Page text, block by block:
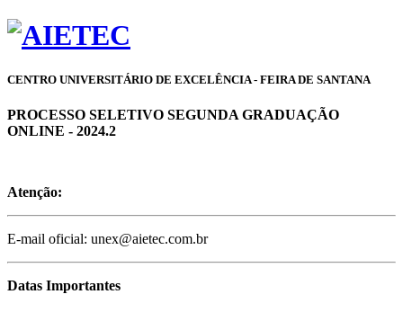
CENTRO UNIVERSITÁRIO DE EXCELÊNCIA - FEIRA DE SANTANA
PROCESSO SELETIVO SEGUNDA GRADUAÇÃO
ONLINE - 2024.2
Atenção:
E-mail oficial: unex@aietec.com.br
Datas Importantes